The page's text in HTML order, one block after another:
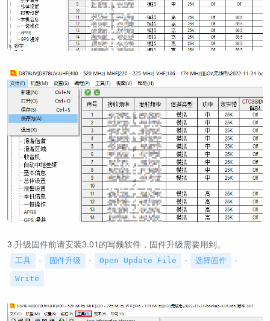
3.升级固件前请安装3.01的写频软件，固件升级需要用到。
工具 - 固件升级 - Open Update File - 选择固件 -
Write